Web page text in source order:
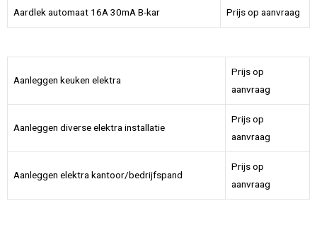
Aardlek automaat 16A 30mA B-kar Prijs op aanvraag
Aanleggen keuken elektra
Prijs op
aanvraag
Aanleggen diverse elektra installatie
Prijs op
aanvraag
Aanleggen elektra kantoor/bedrijfspand
Prijs op
aanvraag